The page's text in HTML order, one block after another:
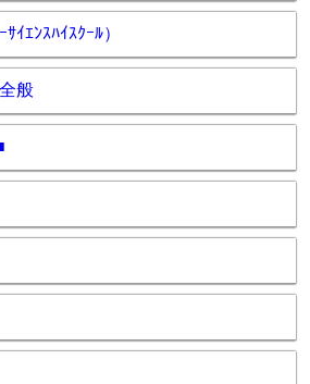
ｲｴﾝｽﾊｲｽｸｰﾙ）
般